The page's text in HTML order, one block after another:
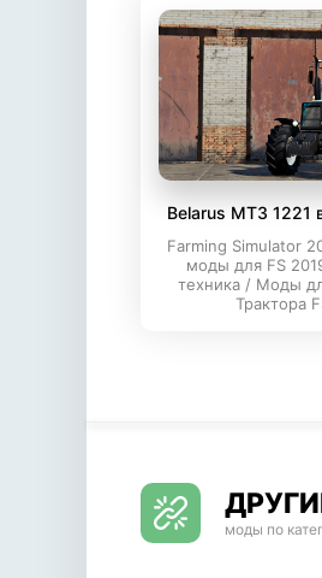
Belarus МТЗ 1221
Farming Simulator
моды для FS
техника / Моды
Трактора
моды по